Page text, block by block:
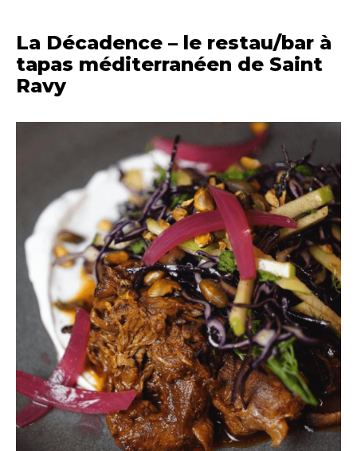
La Décadence – le restau/bar à
tapas méditerranéen de Saint
Ravy